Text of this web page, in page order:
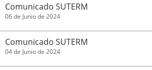
Comunicado SUTERM
06 de Junio de 2024
Comunicado SUTERM
04 de Junio de 2024